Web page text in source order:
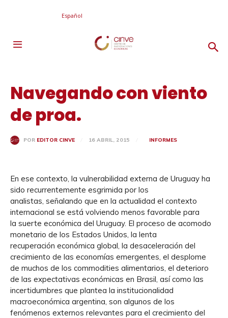
Español
Navegando con viento
de proa.
POR EDITOR CINVE 16 ABRIL, 2015 INFORMES
En ese contexto, la vulnerabilidad externa de Uruguay ha
sido recurrentemente esgrimida por los
analistas, señalando que en la actualidad el contexto
internacional se está volviendo menos favorable para
la suerte económica del Uruguay. El proceso de acomodo
monetario de los Estados Unidos, la lenta
recuperación económica global, la desaceleración del
crecimiento de las economías emergentes, el desplome
de muchos de los commodities alimentarios, el deterioro
de las expectativas económicas en Brasil, así como las
incertidumbres que plantea la institucionalidad
macroeconómica argentina, son algunos de los
fenómenos externos relevantes para el crecimiento del